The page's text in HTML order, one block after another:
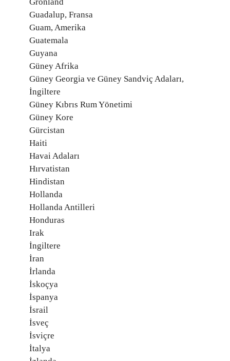
Guadalup, Fransa
Guam, Amerika
Guatemala
Guyana
Güney Afrika
Güney Georgia ve Güney Sandviç Adaları,
İngiltere
Güney Kıbrıs Rum Yönetimi
Güney Kore
Gürcistan
Haiti
Havai Adaları
Hırvatistan
Hindistan
Hollanda
Hollanda Antilleri
Honduras
Irak
İngiltere
İran
İrlanda
İskoçya
İspanya
İsrail
İsveç
İsviçre
İtalya